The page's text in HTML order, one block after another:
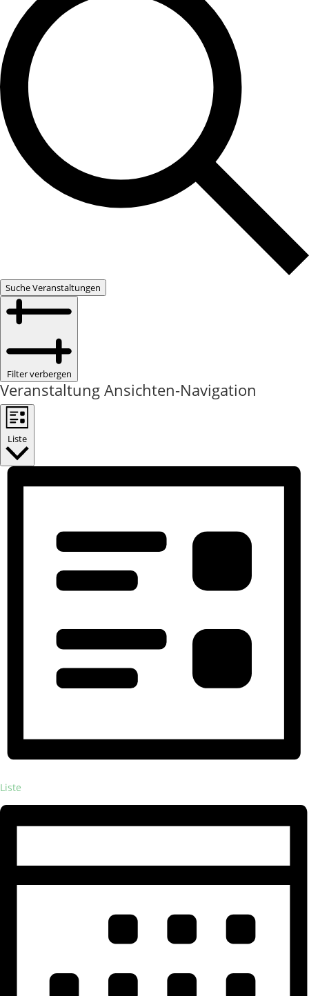
Suche Veranstaltungen
Filter verbergen
Veranstaltung Ansichten-Navigation
Liste
Liste